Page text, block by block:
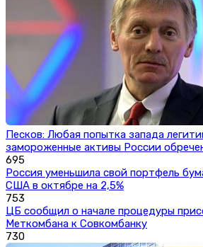
Песков: Любая попытка запада
замороженные активы России
695
Россия уменьшила свой портфель
США в октябре на 2,5%
753
ЦБ сообщил о начале процедуры
Меткомбана к Совкомбанку
730